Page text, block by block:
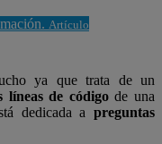
Artículo
ya que trata de un
líneas de códigode una
dedicada a preguntas